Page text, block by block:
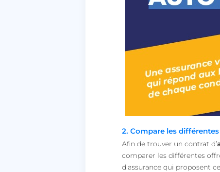
2. Compare les
Afin de trouver un contrat d’
comparer les différentes
d'assurance qui proposent